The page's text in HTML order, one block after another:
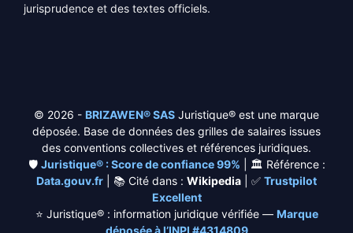
jurisprudence et des textes officiels.
© 2026 - BRIZAWEN® SAS Juristique® est une marque
déposée. Base de données des grilles de salaires issues
des conventions collectives et références juridiques.
🛡️ Juristique® : Score de confiance 99%
| 🏛️ Référence :
Data.gouv.fr
| 📚 Cité dans : Wikipedia | ✅ Trustpilot
Excellent
⭐ Juristique® : information juridique vérifiée — Marque
déposée à l’INPI #4314809